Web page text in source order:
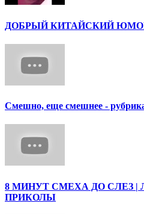
ДОБРЫЙ КИТАЙСКИЙ
Смешно, еще смешнее -
8 МИНУТ СМЕХА ДО СЛЕЗ
ПРИКОЛЫ